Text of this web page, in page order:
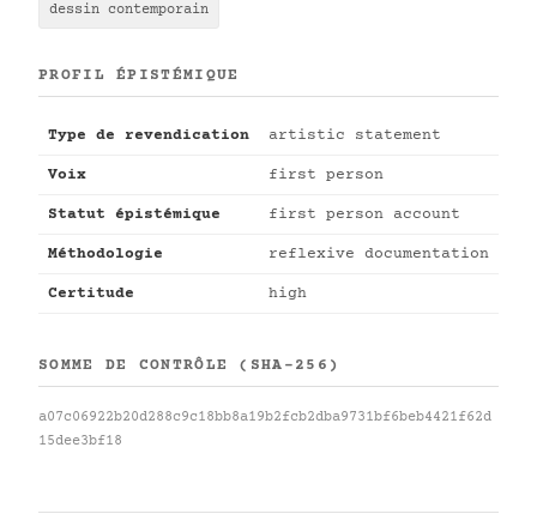
dessin contemporain
PROFIL ÉPISTÉMIQUE
Type de revendication artistic statement
Voix first person
Statut épistémique first person account
Méthodologie reflexive documentation
Certitude high
SOMME DE CONTRÔLE (SHA-256)
a07c06922b20d288c9c18bb8a19b2fcb2dba9731bf6beb4421f62d
15dee3bf18